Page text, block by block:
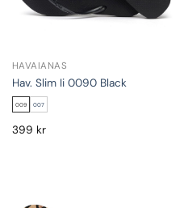
HAVAIANAS
Hav. Slim Ii 0090 Black
009 007
399 kr